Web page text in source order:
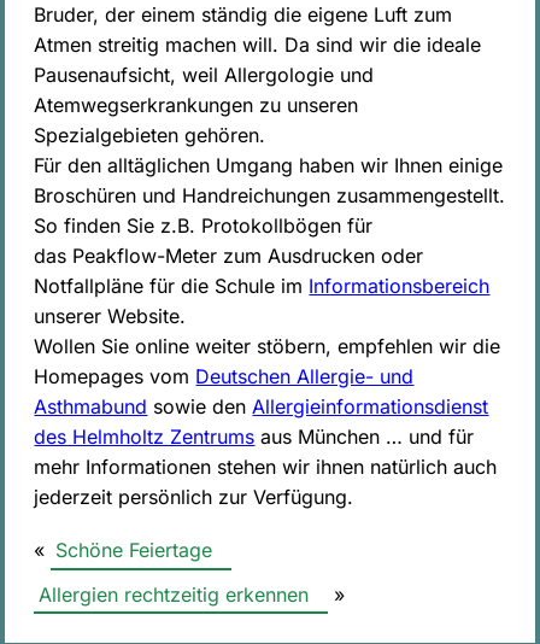
Bruder, der einem ständig die eigene Luft zum
Atmen streitig machen will. Da sind wir die ideale
Pausenaufsicht, weil Allergologie und
Atemwegserkrankungen zu unseren
Spezialgebieten gehören.
Für den alltäglichen Umgang haben wir Ihnen einige
Broschüren und Handreichungen zusammengestellt.
So finden Sie z.B. Protokollbögen für
das Peakflow-Meter zum Ausdrucken oder
Notfallpläne für die Schule im Informationsbereich
unserer Website.
Wollen Sie online weiter stöbern, empfehlen wir die
Homepages vom Deutschen Allergie- und
Asthmabund sowie den Allergieinformationsdienst
des Helmholtz Zentrums aus München … und für
mehr Informationen stehen wir ihnen natürlich auch
jederzeit persönlich zur Verfügung.
« Schöne Feiertage
Allergien rechtzeitig erkennen
»